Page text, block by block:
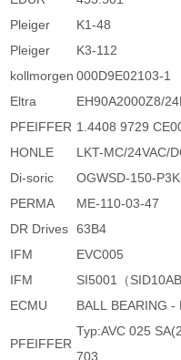
Pleiger
K1-48
Pleiger
K3-112
kollmorgen 000D9E02103-1
Eltra
EH90A2000Z8/
PFEIFFER 1.4408 9729
HONLE
LKT-MC/24VAC/
Di-soric
OGWSD-150-
PERMA
ME-110-03-47
DR Drives 63B4
IFM
EVC005
IFM
SI5001（
ECMU
BALL BEARING -
PFEIFFER
Typ:AVC 025
703